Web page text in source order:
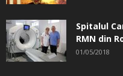
Spitalul
RMN din
01/05/2018